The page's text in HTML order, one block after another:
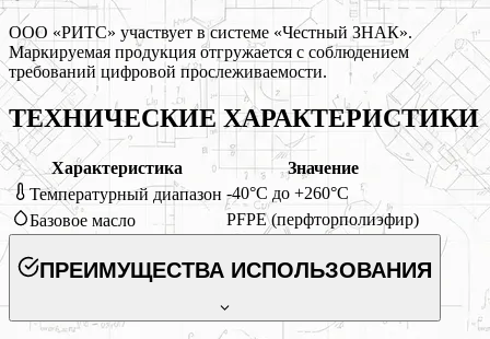
ООО «РИТС» участвует в системе «Честный ЗНАК».
Маркируемая продукция отгружается с соблюдением
требований цифровой прослеживаемости.
ТЕХНИЧЕСКИЕ ХАРАКТЕРИСТИКИ
Характеристика
Значение
Температурный диапазон -40°C до +260°C
Базовое масло
PFPE (перфторполиэфир)
ПРЕИМУЩЕСТВА ИСПОЛЬЗОВАНИЯ